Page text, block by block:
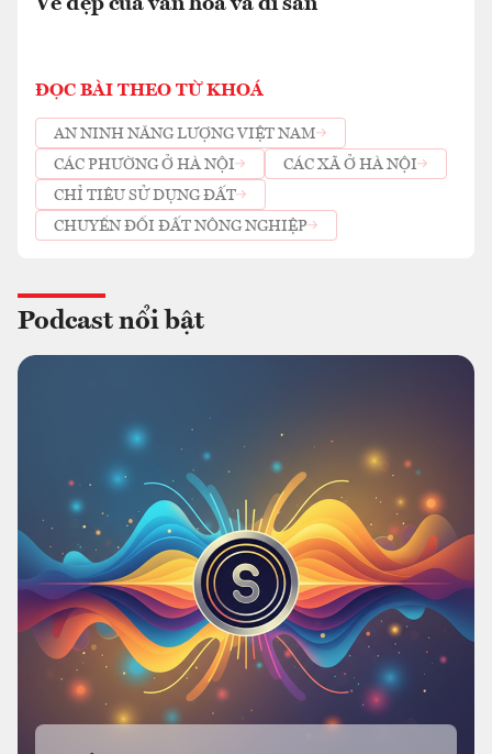
Vẻ đẹp của văn hóa và di sản
ĐỌC BÀI THEO TỪ KHOÁ
AN NINH NĂNG LƯỢNG VIỆT NAM
CÁC PHƯỜNG Ở HÀ NỘI
CÁC XÃ Ở HÀ NỘI
CHỈ TIÊU SỬ DỤNG ĐẤT
CHUYỂN ĐỔI ĐẤT NÔNG NGHIỆP
Podcast nổi bật